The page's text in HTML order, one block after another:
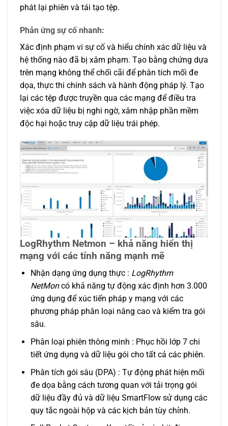
phát lại phiên và tái tạo tệp.
Phản ứng sự cố nhanh:
Xác định phạm vi sự cố và hiểu chính xác dữ liệu và
hệ thống nào đã bị xâm phạm. Tạo bằng chứng dựa
trên mạng không thể chối cãi để phân tích mối đe
dọa, thực thi chính sách và hành động pháp lý. Tạo
lại các tệp được truyền qua các mạng để điều tra
việc xóa dữ liệu bị nghi ngờ, xâm nhập phần mềm
độc hại hoặc truy cập dữ liệu trái phép.
LogRhythm Netmon – khả năng hiển thị
mạng với các tính năng mạnh mẽ
Nhận dạng ứng dụng thực : LogRhythm
NetMoncó khả năng tự động xác định hơn 3.000
ứng dụng để xúc tiến pháp y mạng với các
phương pháp phân loại nâng cao và kiểm tra gói
sâu.
Phân loại phiên thông minh : Phục hồi lớp 7 chi
tiết ứng dụng và dữ liệu gói cho tất cả các phiên.
Phân tích gói sâu (DPA) : Tự động phát hiện mối
đe dọa bằng cách tương quan với tải trọng gói
dữ liệu đầy đủ và dữ liệu SmartFlow sử dụng các
quy tắc ngoài hộp và các kịch bản tùy chỉnh.